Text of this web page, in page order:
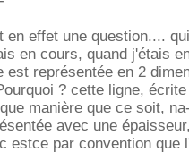
en effet une question....
en cours, quand j'étais
est représentée en 2
? cette ligne,
manière que ce soit,
avec une
estce par convention que